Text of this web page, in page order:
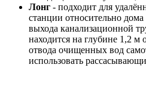
Лонг - подходит для
станции относительно
выхода канализационной
находится на глубине 1,2 м
отвода очищенных вод
использовать